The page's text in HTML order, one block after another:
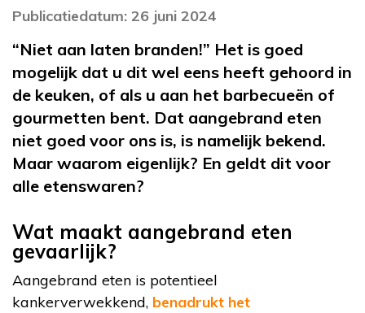
Publicatiedatum: 26 juni 2024
“Niet aan laten branden!” Het is goed
mogelijk dat u dit wel eens heeft gehoord in
de keuken, of als u aan het barbecueën of
gourmetten bent. Dat aangebrand eten
niet goed voor ons is, is namelijk bekend.
Maar waarom eigenlijk? En geldt dit voor
alle etenswaren?
Wat maakt aangebrand eten
gevaarlijk?
Aangebrand eten is potentieel
kankerverwekkend, benadrukt het